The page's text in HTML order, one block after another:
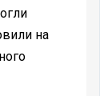
на